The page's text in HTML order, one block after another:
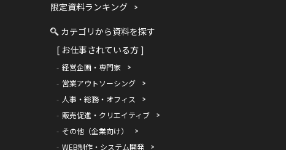
限定資料ランキング
カテゴリから資料を探す
[ お仕事されている方 ]
経営企画・専門家
営業アウトソーシング
人事・総務・オフィス
販売促進・クリエイティブ
その他（企業向け）
WEB制作・システム開発